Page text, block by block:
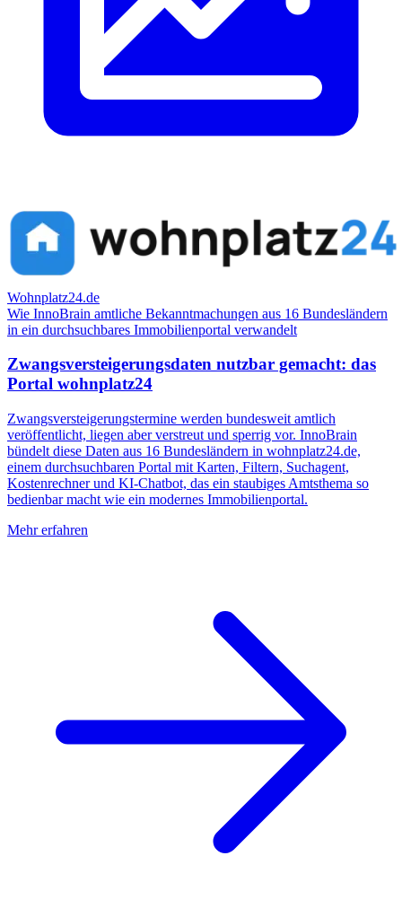
Wohnplatz24.de
Wie InnoBrain amtliche Bekanntmachungen aus 16 Bundesländern
in ein durchsuchbares Immobilienportal verwandelt
Zwangsversteigerungsdaten nutzbar gemacht: das
Portal wohnplatz24
Zwangsversteigerungstermine werden bundesweit amtlich
veröffentlicht, liegen aber verstreut und sperrig vor. InnoBrain
bündelt diese Daten aus 16 Bundesländern in wohnplatz24.de,
einem durchsuchbaren Portal mit Karten, Filtern, Suchagent,
Kostenrechner und KI-Chatbot, das ein staubiges Amtsthema so
bedienbar macht wie ein modernes Immobilienportal.
Mehr erfahren